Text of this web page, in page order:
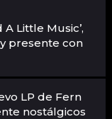
A Little Music’,
presente con
LP de Fern
nostálgicos